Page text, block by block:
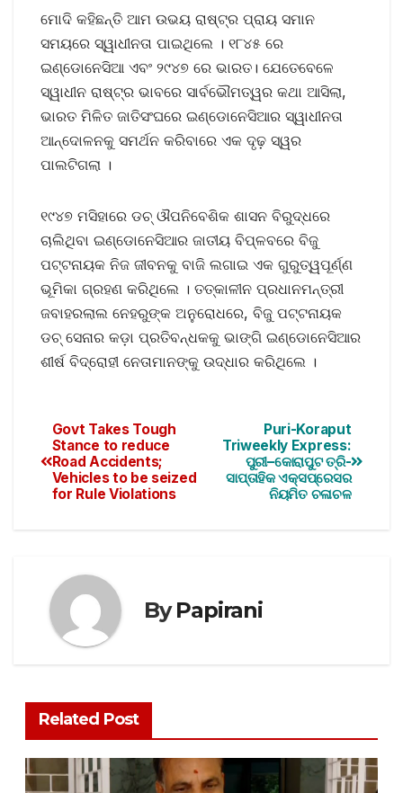
ମୋଦି କହିଛନ୍ତି ଆମ ଉଭୟ ରାଷ୍ଟ୍ର ପ୍ରାୟ ସମାନ
ସମୟରେ ସ୍ୱାଧୀନତା ପାଇଥିଲେ । ୧୮୪୫ ରେ
ଇଣ୍ଡୋନେସିଆ ଏବଂ ୨୯୪୭ ରେ ଭାରତ। ଯେତେବେଳେ
ସ୍ୱାଧୀନ ରାଷ୍ଟ୍ର ଭାବରେ ସାର୍ବଭୌମତ୍ୱର କଥା ଆସିଲା,
ଭାରତ ମିଳିତ ଜାତିସଂଘରେ ଇଣ୍ଡୋନେସିଆର ସ୍ୱାଧୀନତା
ଆନ୍ଦୋଳନକୁ ସମର୍ଥନ କରିବାରେ ଏକ ଦୃଢ଼ ସ୍ୱର
ପାଲଟିଗଲା ।
୧୯୪୭ ମସିହାରେ ଡଚ୍ ଔପନିବେଶିକ ଶାସନ ବିରୁଦ୍ଧରେ
ଚାଲିଥିବା ଇଣ୍ଡୋନେସିଆର ଜାତୀୟ ବିପ୍ଳବରେ ବିଜୁ
ପଟ୍ଟନାୟକ ନିଜ ଜୀବନକୁ ବାଜି ଲଗାଇ ଏକ ଗୁରୁତ୍ୱପୂର୍ଣ୍ଣ
ଭୂମିକା ଗ୍ରହଣ କରିଥିଲେ । ତତ୍କାଳୀନ ପ୍ରଧାନମନ୍ତ୍ରୀ
ଜବାହରଲାଲ ନେହରୁଙ୍କ ଅନୁରୋଧରେ, ବିଜୁ ପଟ୍ଟନାୟକ
ଡଚ୍ ସେନାର କଡ଼ା ପ୍ରତିବନ୍ଧକକୁ ଭାଙ୍ଗି ଇଣ୍ଡୋନେସିଆର
ଶୀର୍ଷ ବିଦ୍ରୋହୀ ନେତାମାନଙ୍କୁ ଉଦ୍ଧାର କରିଥିଲେ ।
Puri-Koraput
Triweekly Express:
ପୁରୀ–କୋରାପୁଟ ତ୍ରି-
ସାପ୍ତାହିକ ଏକ୍ସପ୍ରେସର
ନିୟମିତ ଚଳାଚଳ
Govt Takes Tough
Stance to reduce
Road Accidents;
Vehicles to be seized
for Rule Violations
ByPapirani
Related Post